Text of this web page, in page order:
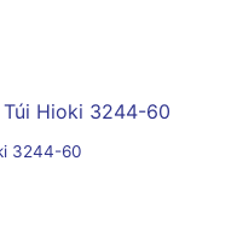
3244-60